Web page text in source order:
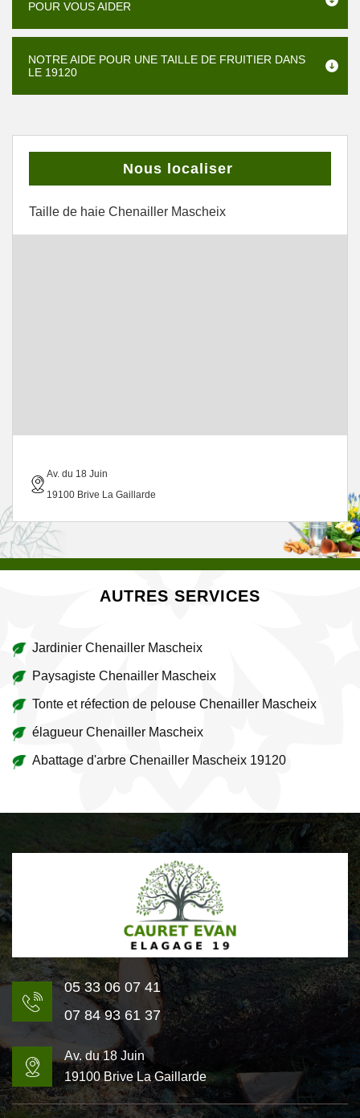
POUR VOUS AIDER
NOTRE AIDE POUR UNE TAILLE DE FRUITIER DANS
LE 19120
Nous localiser
Taille de haie Chenailler Mascheix
Av. du 18 Juin
19100 Brive La Gaillarde
AUTRES SERVICES
Jardinier Chenailler Mascheix
Paysagiste Chenailler Mascheix
Tonte et réfection de pelouse Chenailler Mascheix
élagueur Chenailler Mascheix
Abattage d'arbre Chenailler Mascheix 19120
05 33 06 07 41
07 84 93 61 37
Av. du 18 Juin
19100 Brive La Gaillarde